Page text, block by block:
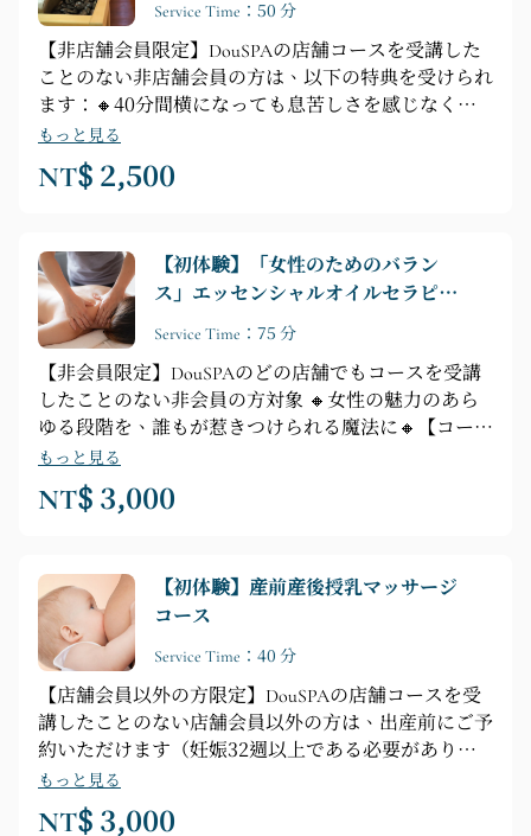
Service Time：50 分
【非店舗会員限定】DouSPAの店舗コースを受講した
ことのない非店舗会員の方は、以下の特典を受けられ
ます：🔸40分間横になっても息苦しさを感じなくな
ります🔸【コースのハイライト】専門家によるカウン
セリング ► シャワー ► 計測 ► 岩風呂の加熱テクニ
ック ► 頭皮マッサージ
もっと見る
NT$ 2,500
【初体験】「女性のためのバラン
ス」エッセンシャルオイルセラピー
コース（産後も受講可能）
Service Time：75 分
【非会員限定】DouSPAのどの店舗でもコースを受講
したことのない非会員の方対象 🔸女性の魅力のあら
ゆる段階を、誰もが惹きつけられる魔法に🔸【コース
のハイライト：全身リラクゼーション ► 「フェミニ
ンバランス」エッセンシャルオイルセラピーによる全
身前面・背面ストレス解消マッサージ（脚、背中、腹
もっと見る
NT$ 3,000
【初体験】産前産後授乳マッサージ
コース
Service Time：40 分
【店舗会員以外の方限定】DouSPAの店舗コースを受
講したことのない店舗会員以外の方は、出産前にご予
約いただけます（妊娠32週以上である必要がありま
す）。🔸赤ちゃんの次の食事の心配も、胸の大きな2
つの石ともお別れしましょう！🔸【マッサージのハイ
もっと見る
NT$ 3,000